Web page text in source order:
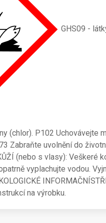
GHS09 -
(chlor). P102 Uchovávejte
Zabraňte uvolnění do
(nebo s vlasy): Veškeré
vyplachujte vodou.
na výrobku.